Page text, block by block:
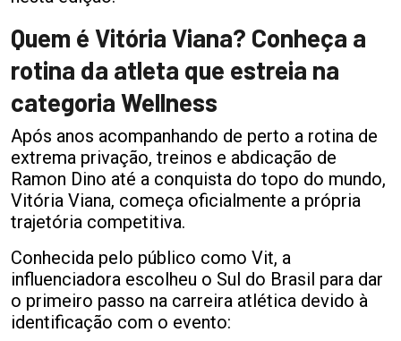
Quem é Vitória Viana? Conheça a
rotina da atleta que estreia na
categoria Wellness
Após anos acompanhando de perto a rotina de
extrema privação, treinos e abdicação de
Ramon Dino até a conquista do topo do mundo,
Vitória Viana, começa oficialmente a própria
trajetória competitiva.
Conhecida pelo público como Vit, a
influenciadora escolheu o Sul do Brasil para dar
o primeiro passo na carreira atlética devido à
identificação com o evento: